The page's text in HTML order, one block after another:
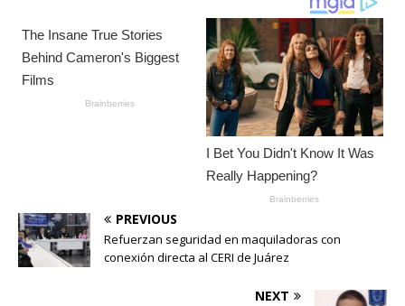
PREVIOUS
Refuerzan seguridad en maquiladoras con
conexión directa al CERI de Juárez
NEXT